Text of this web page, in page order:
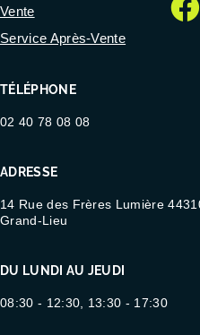
TÉLÉPHONE
02 40 78 08 08
ADRESSE
14 Rue des Frères Lumière
Grand-Lieu
DU LUNDI AU JEUDI
08:30 - 12:30, 13:30 - 17:30
Vente
Service Après-Vente